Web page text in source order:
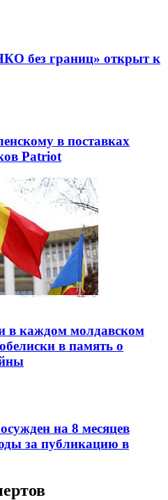
без границ» открыт к
в поставках
Patriot
в каждом молдавском
в память о
на 8 месяцев
за публикацию в